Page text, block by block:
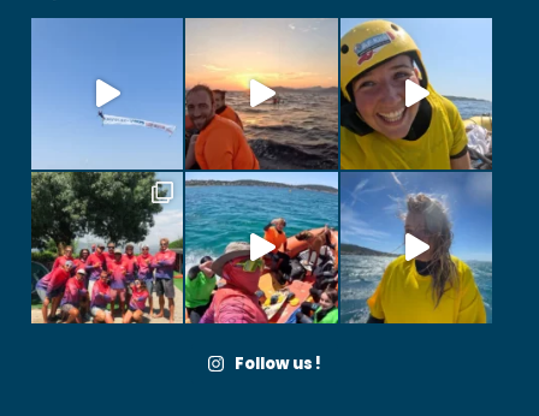
Follow us !